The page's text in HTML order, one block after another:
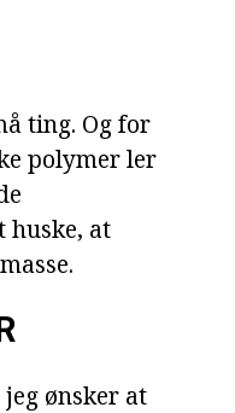
ting. Og for
polymer ler
huske, at
ønsker at